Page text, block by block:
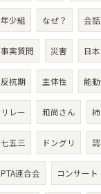
年少組 なぜ？ 会話
事実質問 災害 日本
反抗期 主体性 能
リレー 和尚さん 柿
七五三 ドングリ
PTA連合会 コンサート